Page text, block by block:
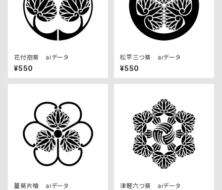
花付抱葵 aiデータ
¥550
松平三つ葵 aiデータ
¥550
蔓葵片喰 aiデータ 津軽六つ葵 aiデータ